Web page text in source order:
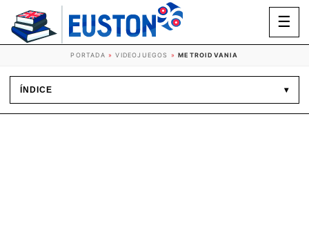
☰
PORTADA »VIDEOJUEGOS »METROIDVANIA
ÍNDICE ▾